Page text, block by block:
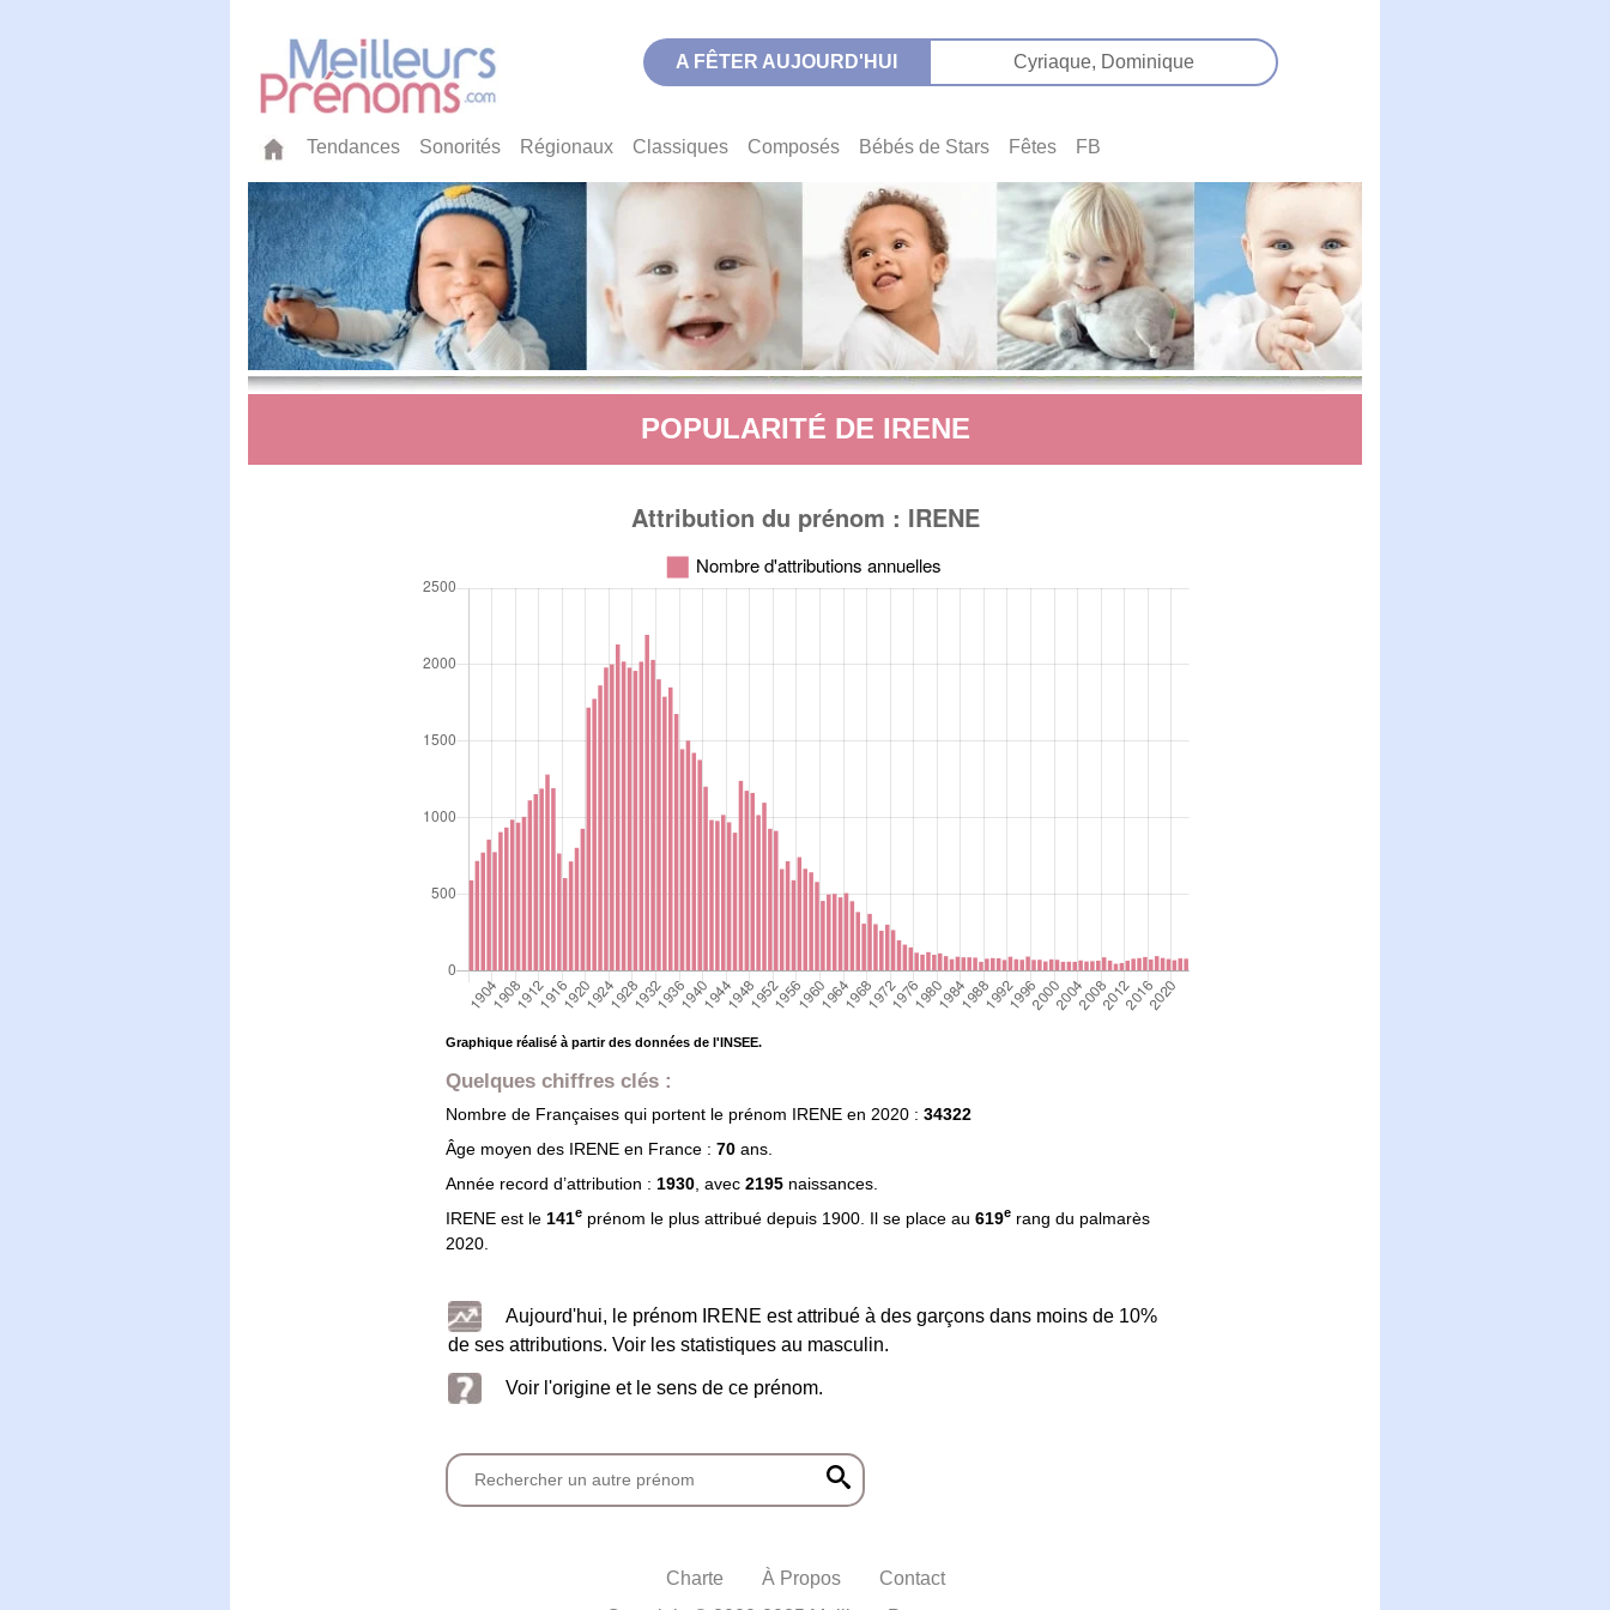
A FÊTER AUJOURD'HUI Cyriaque, Dominique
Tendances Sonorités Régionaux Classiques Composés Bébés de Stars Fêtes FB
POPULARITÉ DE IRENE
Graphique réalisé à partir des données de l'INSEE.
Quelques chiffres clés :
Nombre de Françaises qui portent le prénom IRENE en 2020 : 34322
Âge moyen des IRENE en France : 70 ans.
Année record d’attribution : 1930 , avec 2195 naissances.
IRENE est le 141e prénom le plus attribué depuis 1900. Il se place au 619e rang du palmarès
2020.
Aujourd'hui, le prénom IRENE est attribué à des garçons dans moins de 10%
de ses attributions. Voir les statistiques au masculin.
Voir l'origine et le sens de ce prénom.
Charte À Propos
Contact